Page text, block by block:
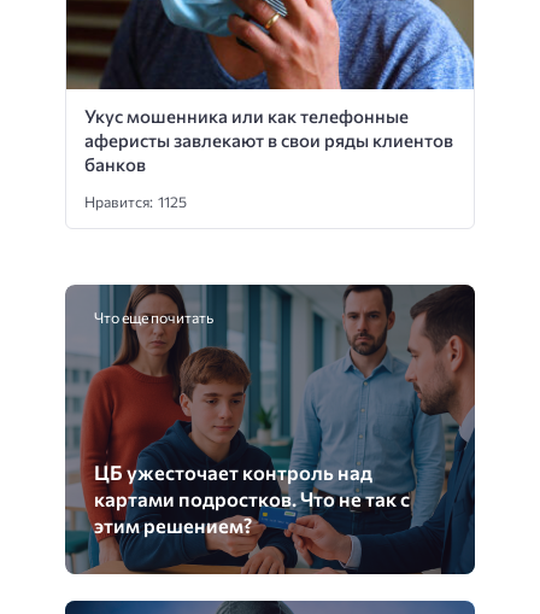
Укус мошенника или как телефонные
аферисты завлекают в свои ряды клиентов
банков
Нравится: 1125
Что еще почитать
ЦБ ужесточает контроль над
картами подростков. Что не так с
этим решением?